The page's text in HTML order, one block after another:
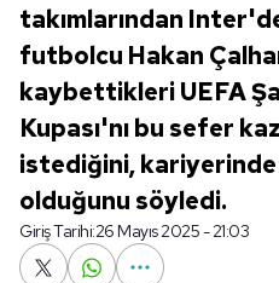
takımlarından
futbolcu Hakan
kaybettikleri UEFA
Kupası'nı bu sefer
istediğini, kariyerinde
olduğunu söyledi.
Giriş Tarihi:26 Mayıs 2025 - 21:03